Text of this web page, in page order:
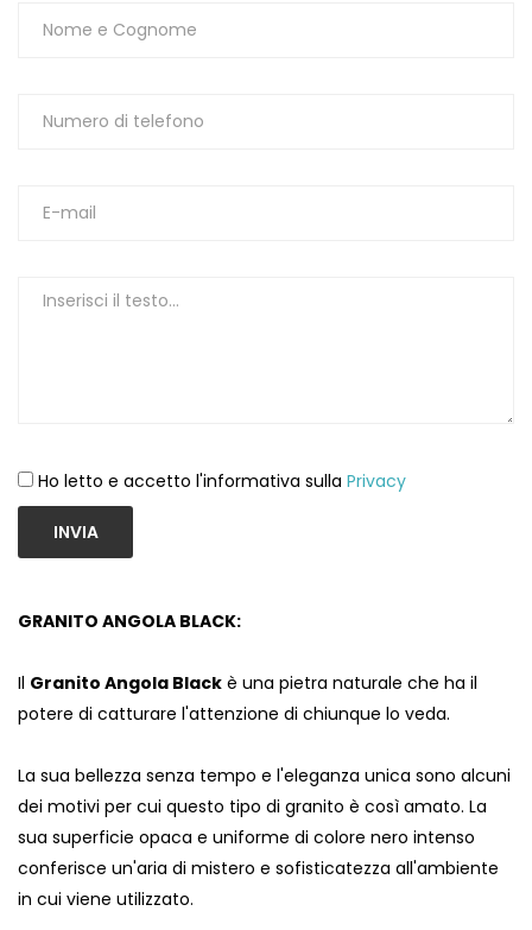
Ho letto e accetto l'informativa sulla Privacy
INVIA
GRANITO ANGOLA BLACK:
Il Granito Angola Black è una pietra naturale che ha il
potere di catturare l'attenzione di chiunque lo veda.
La sua bellezza senza tempo e l'eleganza unica sono alcuni
dei motivi per cui questo tipo di granito è così amato. La
sua superficie opaca e uniforme di colore nero intenso
conferisce un'aria di mistero e sofisticatezza all'ambiente
in cui viene utilizzato.